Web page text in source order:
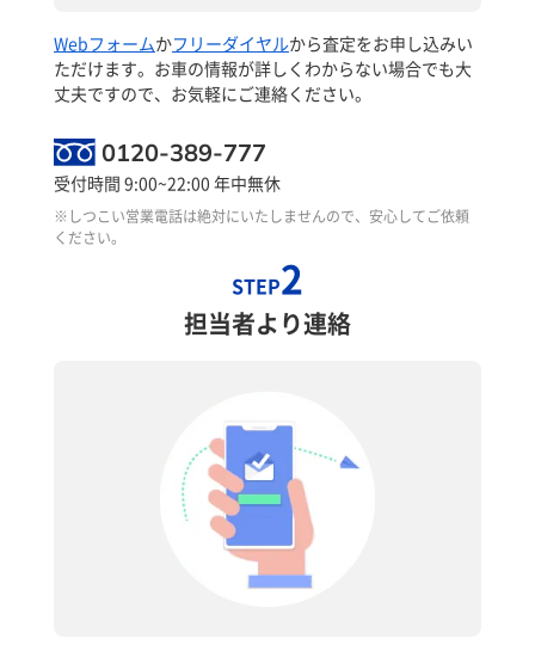
Webフォームかフリーダイヤルから査定をお申し込みい
ただけます。お車の情報が詳しくわからない場合でも大
丈夫ですので、お気軽にご連絡ください。
0120-389-777
受付時間 9:00~22:00 年中無休
※しつこい営業電話は絶対にいたしませんので、安心してご依頼
ください。
STEP2
担当者より連絡